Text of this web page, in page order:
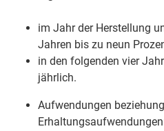
im Jahr der Herstellung
Jahren bis zu neun
in den folgenden vier
jährlich.
Aufwendungen